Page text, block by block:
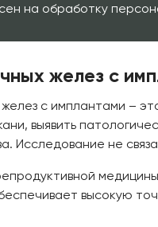
на обработку
желез с
с имплантами –
выявить
Исследование не
высокую